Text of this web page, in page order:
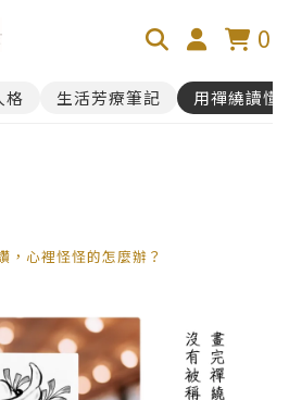
0
格 生活芳療筆記 用禪繞讀懂
，心裡怪怪的怎麼辦？